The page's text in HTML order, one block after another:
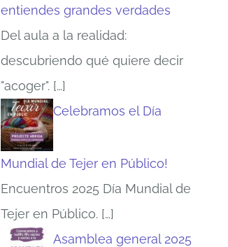
entiendes grandes verdades
Del aula a la realidad:
descubriendo qué quiere decir
"acoger".[…]
Celebramos el Día
Mundial de Tejer en Público!
Encuentros 2025 Día Mundial de
Tejer en Público.[…]
Asamblea general 2025